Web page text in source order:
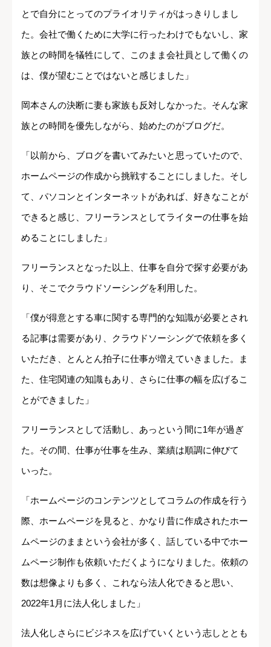
とで自分にとってのプライオリティがはっきりしまし
た。会社で働くために大学に行ったわけでもないし、家
族との時間を犠牲にして、このまま会社員として働くの
は、僕が望むことではないと感じました」
岡本さんの決断に妻も家族も反対しなかった。そんな家
族との時間を優先しながら、始めたのがブログだ。
「以前から、ブログを書いてみたいと思っていたので、
ホームページの作成から挑戦することにしました。そし
て、パソコンとインターネットがあれば、好きなことが
できると感じ、フリーランスとしてライターの仕事を始
めることにしました」
フリーランスとなった以上、仕事を自分で探す必要があ
り、そこでクラウドソーシングを利用した。
「僕が得意とする車に関する専門的な知識が必要とされ
る記事は需要があり、クラウドソーシングで依頼を多く
いただき、とんとん拍子に仕事が増えていきました。ま
た、住宅関連の知識もあり、さらに仕事の幅を広げるこ
とができました」
フリーランスとして活動し、あっという間に1年が過ぎ
た。その間、仕事が仕事を生み、業績は順調に伸びて
いった。
「ホームページのコンテンツとしてコラムの作成を行う
際、ホームページを見ると、かなり昔に作成されたホー
ムページのままという会社が多く、話している中でホー
ムページ制作も依頼いただくようになりました。依頼の
数は想像よりも多く、これなら法人化できると思い、
2022年1月に法人化しました」
法人化しさらにビジネスを広げていくという志しととも